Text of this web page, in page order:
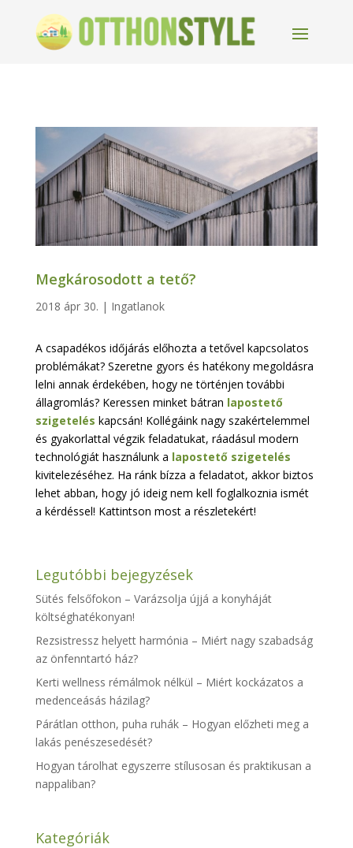
Megkárosodott a tető?
2018 ápr 30. | Ingatlanok
A csapadékos időjárás előhozta a tetővel kapcsolatos
problémákat? Szeretne gyors és hatékony megoldásra
lelni annak érdekében, hogy ne történjen további
állagromlás? Keressen minket bátran lapostető
szigetelés kapcsán! Kollégáink nagy szakértelemmel
és gyakorlattal végzik feladatukat, ráadásul modern
technológiát használunk a lapostető szigetelés
kivitelezéséhez. Ha ránk bízza a feladatot, akkor biztos
lehet abban, hogy jó ideig nem kell foglalkoznia ismét
a kérdéssel! Kattintson most a részletekért!
Legutóbbi bejegyzések
Sütés felsőfokon – Varázsolja újjá a konyháját
költséghatékonyan!
Rezsistressz helyett harmónia – Miért nagy szabadság
az önfenntartó ház?
Kerti wellness rémálmok nélkül – Miért kockázatos a
medenceásás házilag?
Párátlan otthon, puha ruhák – Hogyan előzheti meg a
lakás penészesedését?
Hogyan tárolhat egyszerre stílusosan és praktikusan a
nappaliban?
Kategóriák